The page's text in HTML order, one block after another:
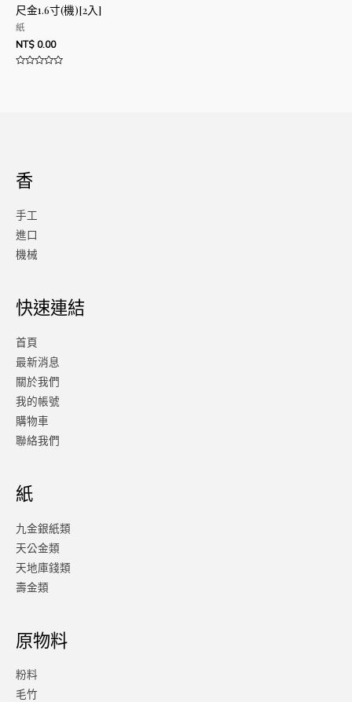
尺金1.6寸(機)[2入]
紙
NT$ 0.00
香
手工
進口
機械
快速連結
首頁
最新消息
關於我們
我的帳號
購物車
聯絡我們
紙
九金銀紙類
天公金類
天地庫錢類
壽金類
原物料
粉料
毛竹